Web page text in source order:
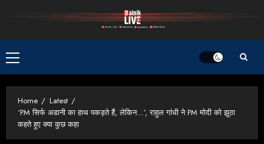
Primary
Menu
Home
Latest
‘PM सिर्फ अडानी का हाथ पकड़ते हैं, लेकिन…’, राहुल गांधी ने PM मोदी को झूठा
कहते हुए क्या कुछ कहा